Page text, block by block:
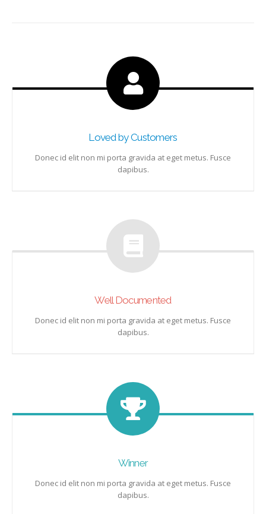
Loved by Customers
Donec id elit non mi porta gravida at eget metus. Fusce
dapibus.
Well Documented
Donec id elit non mi porta gravida at eget metus. Fusce
dapibus.
Winner
Donec id elit non mi porta gravida at eget metus. Fusce
dapibus.